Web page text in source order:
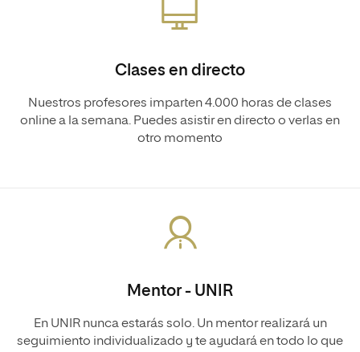
Clases en directo
Nuestros profesores imparten 4.000 horas de clases
online a la semana. Puedes asistir en directo o verlas en
otro momento
Mentor - UNIR
En UNIR nunca estarás solo. Un mentor realizará un
seguimiento individualizado y te ayudará en todo lo que